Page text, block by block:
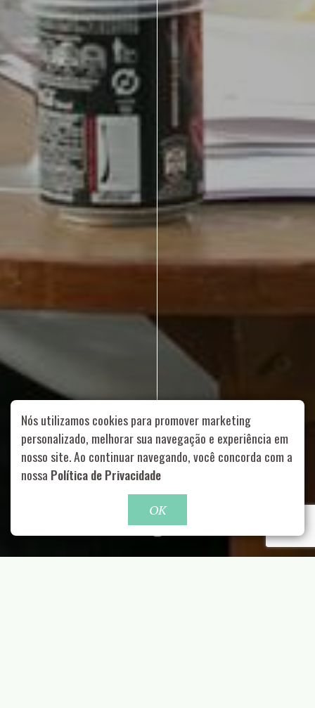
Rua Aurélia, 1714 – Vila Romana, São Paulo – SP | 55 11
99178-5848 | contato@nucleofood.com
Role para continar
Nós utilizamos cookies para promover marketing
personalizado, melhorar sua navegação e experiência em
nosso site. Ao continuar navegando, você concorda com a
nossa Política de Privacidade
OK